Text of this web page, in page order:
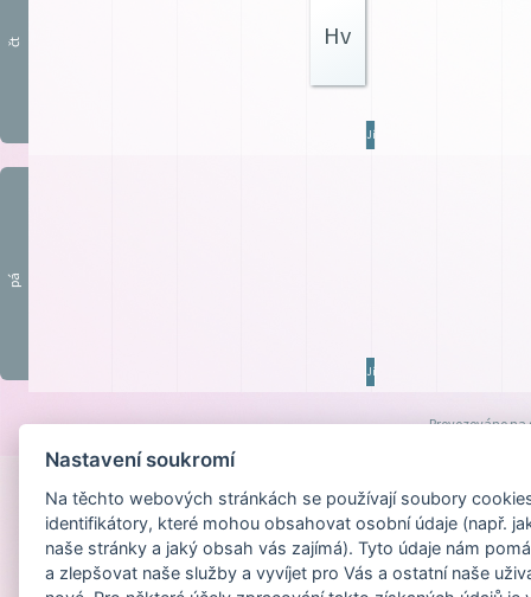
čt Hv
JídZ
pá
JídZ
Provozováno na
Nastavení soukromí
Na těchto webových stránkách se používají soubory
identifikátory, které mohou obsahovat osobní údaje (např.
naše stránky a jaký obsah vás zajímá). Tyto údaje nám
a zlepšovat naše služby a vyvíjet pro Vás a ostatní naše